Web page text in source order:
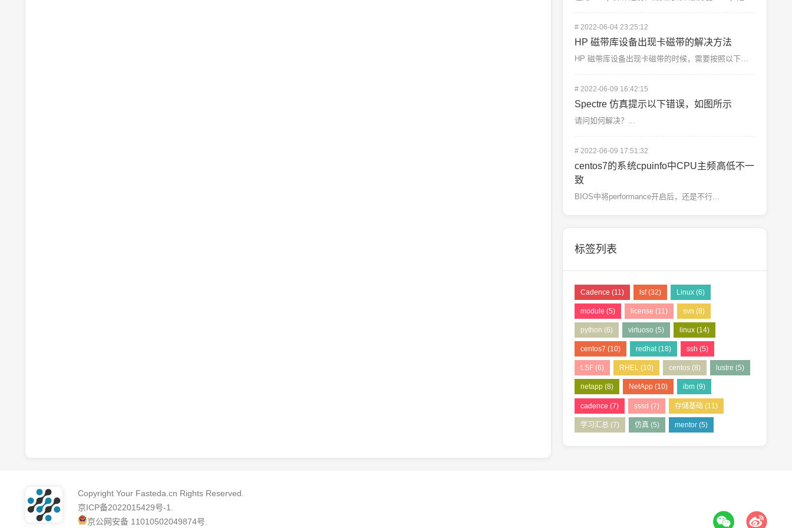
# 2022-06-04 23:25:12
HP 磁带库设备出现卡磁带的解决方法
# 2022-06-09 16:42:15
Spectre 仿真提示以下错误，如图所示
请问如何解决？...
# 2022-06-09 17:51:32
centos7的系统cpuinfo中CPU主频高低不一
致
BIOS中将performance开启后，还是不行...
标签列表
Cadence (11) lsf(32) Linux (6)
module (5) license (11) svn (8)
python (6) virtuoso (5) linux (14)
centos7 (10) redhat(18) ssh (5)
LSF (6) RHEL (10) centos (8) lustre (5)
netapp (8) NetApp (10) ibm (9)
cadence (7) sssd (7) 存储基础 (11)
学习汇总 (7) 仿真 (5) mentor (5)
Copyright Your Fasteda.cn Rights Reserved.
京ICP备2022015429号-1
京公网安备 11010502049874号